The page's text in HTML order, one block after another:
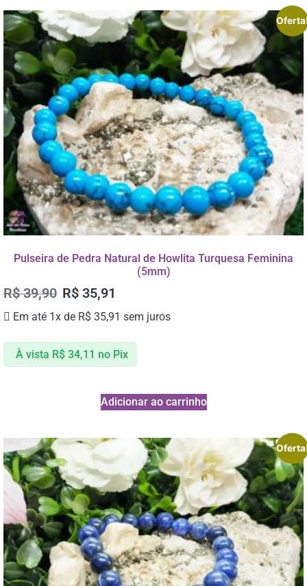
Pulseira de Pedra Natural de Howlita Turquesa Feminina
(5mm)
R$39,90 R$ 35,91
Em até 1x de R$ 35,91 sem juros
À vista R$34,11 no Pix
Adicionar ao carrinho